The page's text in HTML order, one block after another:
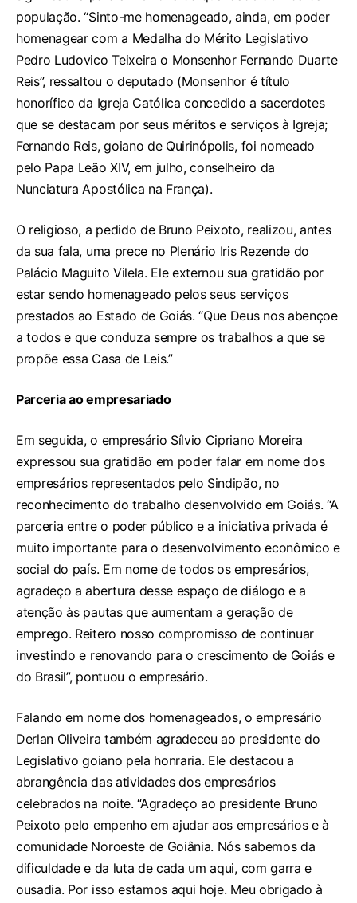
população. “Sinto-me homenageado, ainda, em poder
homenagear com a Medalha do Mérito Legislativo
Pedro Ludovico Teixeira o Monsenhor Fernando Duarte
Reis”, ressaltou o deputado (Monsenhor é título
honorífico da Igreja Católica concedido a sacerdotes
que se destacam por seus méritos e serviços à Igreja;
Fernando Reis, goiano de Quirinópolis, foi nomeado
pelo Papa Leão XIV, em julho, conselheiro da
Nunciatura Apostólica na França).
O religioso, a pedido de Bruno Peixoto, realizou, antes
da sua fala, uma prece no Plenário Iris Rezende do
Palácio Maguito Vilela. Ele externou sua gratidão por
estar sendo homenageado pelos seus serviços
prestados ao Estado de Goiás. “Que Deus nos abençoe
a todos e que conduza sempre os trabalhos a que se
propõe essa Casa de Leis.”
Parceria ao empresariado
Em seguida, o empresário Sílvio Cipriano Moreira
expressou sua gratidão em poder falar em nome dos
empresários representados pelo Sindipão, no
reconhecimento do trabalho desenvolvido em Goiás. “A
parceria entre o poder público e a iniciativa privada é
muito importante para o desenvolvimento econômico e
social do país. Em nome de todos os empresários,
agradeço a abertura desse espaço de diálogo e a
atenção às pautas que aumentam a geração de
emprego. Reitero nosso compromisso de continuar
investindo e renovando para o crescimento de Goiás e
do Brasil”, pontuou o empresário.
Falando em nome dos homenageados, o empresário
Derlan Oliveira também agradeceu ao presidente do
Legislativo goiano pela honraria. Ele destacou a
abrangência das atividades dos empresários
celebrados na noite. “Agradeço ao presidente Bruno
Peixoto pelo empenho em ajudar aos empresários e à
comunidade Noroeste de Goiânia. Nós sabemos da
dificuldade e da luta de cada um aqui, com garra e
ousadia. Por isso estamos aqui hoje. Meu obrigado à